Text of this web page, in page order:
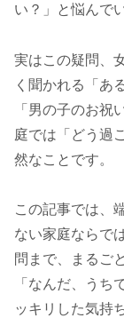
い？」と悩んで
実はこの疑問、
く聞かれる「あ
「男の子のお祝
庭では「どう過
然なことです。
この記事では、
ない家庭ならで
問まで、まるご
「なんだ、うち
ッキリした気持